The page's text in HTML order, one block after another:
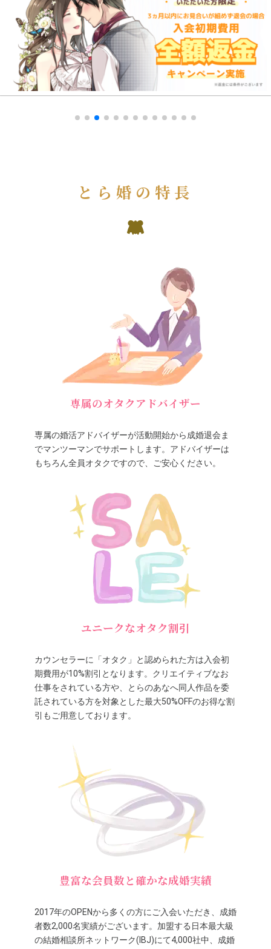
とら婚の特長
専属のオタクアドバイザー
専属の婚活アドバイザーが活動開始から成婚退会ま
でマンツーマンでサポートします。アドバイザーは
もちろん全員オタクですので、ご安心ください。
ユニークなオタク割引
カウンセラーに「オタク」と認められた方は入会初
期費用が10%割引となります。クリエイティブなお
仕事をされている方や、とらのあなへ同人作品を委
託されている方を対象とした最大50%OFFのお得な割
引もご用意しております。
豊富な会員数と確かな成婚実績
2017年のOPENから多くの方にご入会いただき、成婚
者数2,000名実績がございます。加盟する日本最大級
の結婚相談所ネットワーク(IBJ)にて4,000社中、成婚